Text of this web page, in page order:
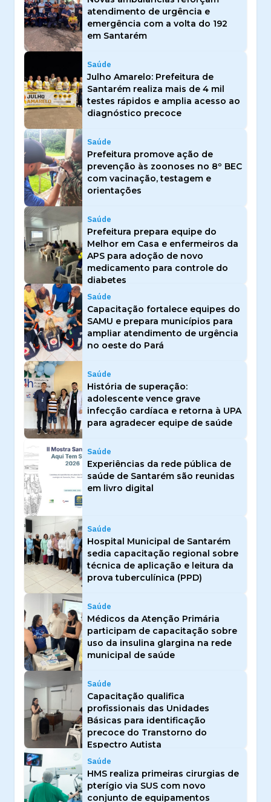
atendimento de urgência e
emergência com a volta do 192
em Santarém
Saúde
Julho Amarelo: Prefeitura de
Santarém realiza mais de 4 mil
testes rápidos e amplia acesso ao
diagnóstico precoce
Saúde
Prefeitura promove ação de
prevenção às zoonoses no 8º BEC
com vacinação, testagem e
orientações
Saúde
Prefeitura prepara equipe do
Melhor em Casa e enfermeiros da
APS para adoção de novo
medicamento para controle do
diabetes
Saúde
Capacitação fortalece equipes do
SAMU e prepara municípios para
ampliar atendimento de urgência
no oeste do Pará
Saúde
História de superação:
adolescente vence grave
infecção cardíaca e retorna à UPA
para agradecer equipe de saúde
Saúde
Experiências da rede pública de
saúde de Santarém são reunidas
em livro digital
Saúde
Hospital Municipal de Santarém
sedia capacitação regional sobre
técnica de aplicação e leitura da
prova tuberculínica (PPD)
Saúde
Médicos da Atenção Primária
participam de capacitação sobre
uso da insulina glargina na rede
municipal de saúde
Saúde
Capacitação qualifica
profissionais das Unidades
Básicas para identificação
precoce do Transtorno do
Espectro Autista
Saúde
HMS realiza primeiras cirurgias de
pterígio via SUS com novo
conjunto de equipamentos